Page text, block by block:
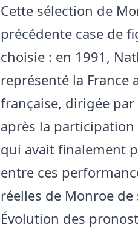
Cette sélection de
précédente case de
choisie : en 1991,
représenté la France
française, dirigée
après la
qui avait finalement
entre ces
réelles de Monroe
Évolution des